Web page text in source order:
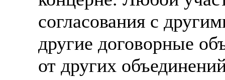
согласования с
другие договорные
от других